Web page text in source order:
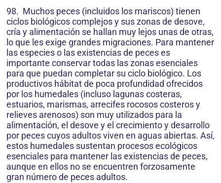
98. Muchos peces (incluidos los mariscos) tienen
ciclos biológicos complejos y sus zonas de desove,
cría y alimentación se hallan muy lejos unas de otras,
lo que les exige grandes migraciones. Para mantener
las especies o las existencias de peces es
importante conservar todas las zonas esenciales
para que puedan completar su ciclo biológico. Los
productivos hábitat de poca profundidad ofrecidos
por los humedales (incluso lagunas costeras,
estuarios, marismas, arrecifes rocosos costeros y
relieves arenosos) son muy utilizados para la
alimentación, el desove y el crecimiento y desarrollo
por peces cuyos adultos viven en aguas abiertas. Así,
estos humedales sustentan procesos ecológicos
esenciales para mantener las existencias de peces,
aunque en ellos no se encuentren forzosamente
gran número de peces adultos.